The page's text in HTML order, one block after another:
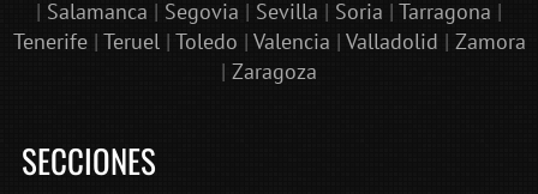
| Salamanca | Segovia | Sevilla | Soria | Tarragona |
Tenerife| Teruel| Toledo | Valencia | Valladolid | Zamora
| Zaragoza
SECCIONES